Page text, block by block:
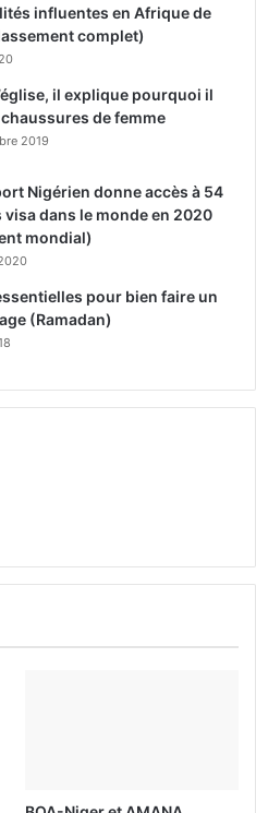
influentes en Afrique de
complet)
il explique pourquoi il
de femme
2019
Nigérien donne accès à 54
visa dans le monde en 2020
mondial)
pour bien faire un
(Ramadan)